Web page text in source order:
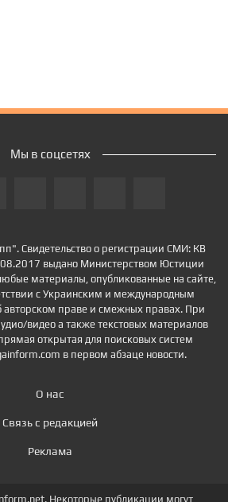
Свидетельство о регистрации СМИ: КВ
выдано Министерством Юстиции
материалы, опубликованные на сайте,
с Украинским и международным
авторском праве и смежных правах. При
видео а также текстовых материалов
открытая для поисковых систем
в первом абзаце новости.
О нас
Связь с редакцией
Реклама
Мы в соцсетях
Некоторые публикации могут